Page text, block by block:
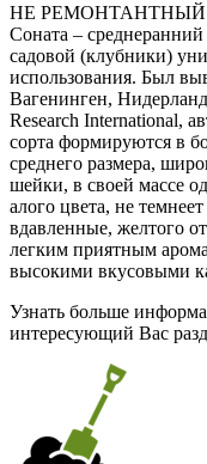
НЕ РЕМОНТАНТНЫЙ
Соната –
садовой (клубники)
использования. Был
Вагенинген,
Research International,
сорта формируются в
среднего размера,
шейки, в своей массе
алого цвета, не
вдавленные, желтого
легким приятным
высокими вкусовыми
Узнать больше
интересующий Вас